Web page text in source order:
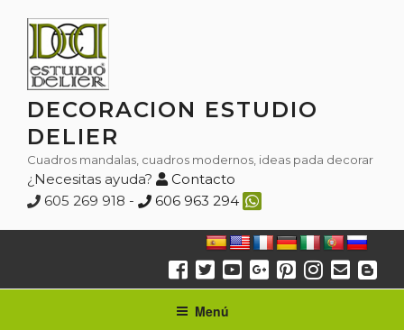
contenido
DECORACION ESTUDIO
DELIER
Cuadros mandalas, cuadros modernos, ideas pada decorar
¿Necesitas ayuda?
Contacto
605 269 918 -
606 963 294
Menú